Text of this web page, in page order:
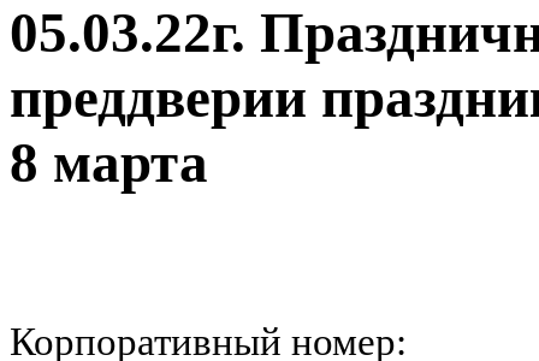
05.03.22г.
преддверии
8 марта
Корпоративный номер: